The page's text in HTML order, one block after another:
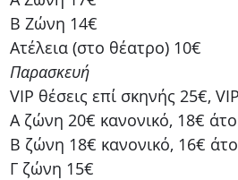
Β Ζώνη 14€
Ατέλεια (στο θέατρο) 10€
Παρασκευή
VIP θέσεις επί σκηνής 25€,
Α ζώνη 20€ κανονικό, 18€
Β ζώνη 18€ κανονικό, 16€
Γ ζώνη 15€